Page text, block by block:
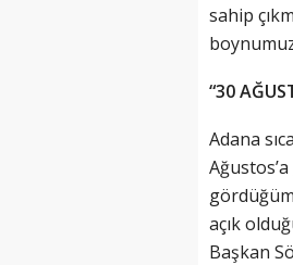
sahip
“30
Adana
açık
Başkan